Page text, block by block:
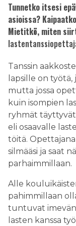
Tunnetko itsesi
asioissa?
Mietitkö, miten
Tanssin
lapsille on
mutta jossa
kuin isompien
ryhmät täyttyvät
eli osaavalle
töitä.
silmääsi ja saat
parhaimmillaan.
Alle
pahimmillaan
tuntuvat
lasten kanssa